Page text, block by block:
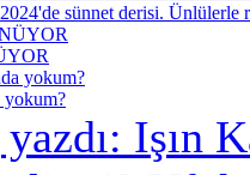
sünnet derisi.
yokum?